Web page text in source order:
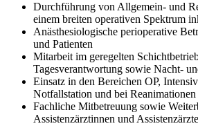
Durchführung von Allgemein- und
einem breiten operativen Spektrum
Anästhesiologische perioperative
und Patienten
Mitarbeit im geregelten
Tagesverantwortung sowie Nacht-
Einsatz in den Bereichen OP,
Notfallstation und bei Reanimationen
Fachliche Mitbetreuung sowie
Assistenzärztinnen und